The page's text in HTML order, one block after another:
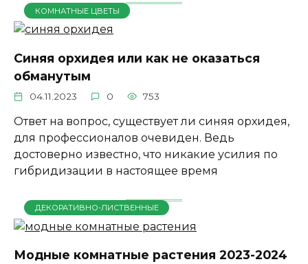
КОМНАТНЫЕ ЦВЕТЫ
Синяя орхидея или как не оказаться
обманутым
04.11.2023 0 753
Ответ на вопрос, существует ли синяя орхидея,
для профессионалов очевиден. Ведь
достоверно известно, что никакие усилия по
гибридизации в настоящее время
ДЕКОРАТИВНО-ЛИСТВЕННЫЕ
Модные комнатные растения 2023-2024